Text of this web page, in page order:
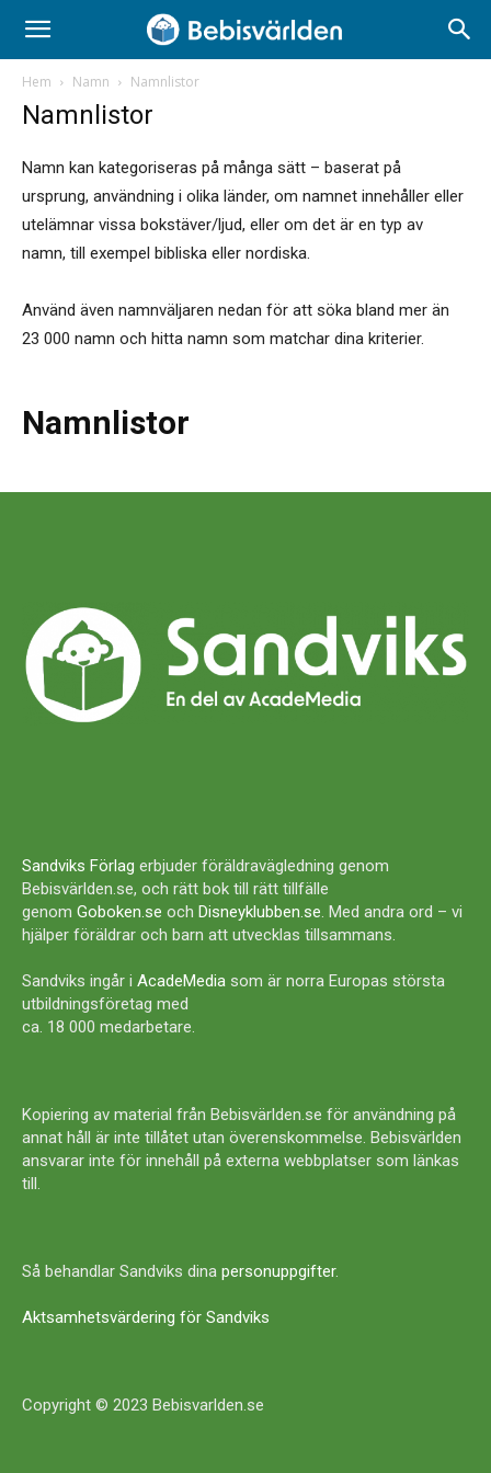
Hem Namn Namnlistor
Namnlistor
Namn kan kategoriseras på många sätt – baserat på
ursprung, användning i olika länder, om namnet innehåller eller
utelämnar vissa bokstäver/ljud, eller om det är en typ av
namn, till exempel bibliska eller nordiska.
Använd även namnväljaren nedan för att söka bland mer än
23 000 namn och hitta namn som matchar dina kriterier.
Namnlistor
Sandviks Förlag erbjuder föräldravägledning genom
Bebisvärlden.se, och rätt bok till rätt tillfälle
genom Goboken.se och Disneyklubben.se. Med andra ord – vi
hjälper föräldrar och barn att utvecklas tillsammans.
Sandviks ingår i AcadeMedia som är norra Europas största
utbildningsföretag med
ca. 18 000 medarbetare.
Kopiering av material från Bebisvärlden.se för användning på
annat håll är inte tillåtet utan överenskommelse. Bebisvärlden
ansvarar inte för innehåll på externa webbplatser som länkas
till.
Så behandlar Sandviks dina personuppgifter.
Aktsamhetsvärdering för Sandviks
Copyright © 2023 Bebisvarlden.se